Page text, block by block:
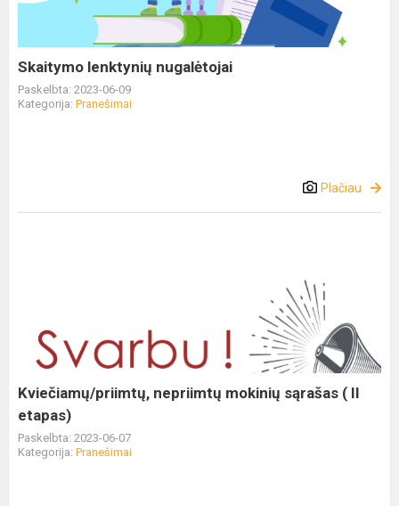
Skaitymo lenktynių nugalėtojai
Paskelbta: 2023-06-09
Kategorija: Pranešimai
Plačiau
Kviečiamų/priimtų, nepriimtų mokinių sąrašas ( II
etapas)
Paskelbta: 2023-06-07
Kategorija: Pranešimai